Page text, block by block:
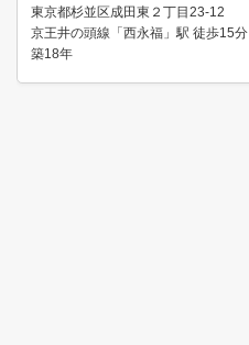
東京都杉並区成田東２丁目23-12
京王井の頭線「西永福」駅 徒歩15分
築18年